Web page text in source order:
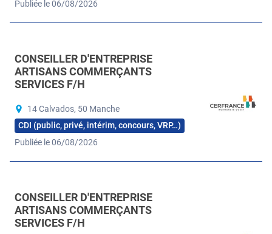
Publiée le 06/08/2026
CONSEILLER D'ENTREPRISE
ARTISANS COMMERÇANTS
SERVICES F/H
14 Calvados, 50 Manche
CDI (public, privé, intérim, concours, VRP…)
Publiée le 06/08/2026
CONSEILLER D'ENTREPRISE
ARTISANS COMMERÇANTS
SERVICES F/H